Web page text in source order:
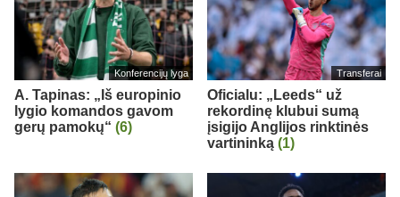
Konferencijų lyga
A. Tapinas: „Iš europinio
lygio komandos gavom
gerų pamokų“ (6)
Transferai
Oficialu: „Leeds“ už
rekordinę klubui sumą
įsigijo Anglijos rinktinės
vartininką (1)